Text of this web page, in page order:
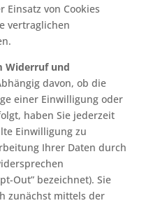
von Cookies
vertraglichen
Widerruf und
davon, ob die
einer Einwilligung oder
haben Sie jederzeit
Einwilligung zu
Ihrer Daten durch
Out” bezeichnet). Sie
zunächst mittels der